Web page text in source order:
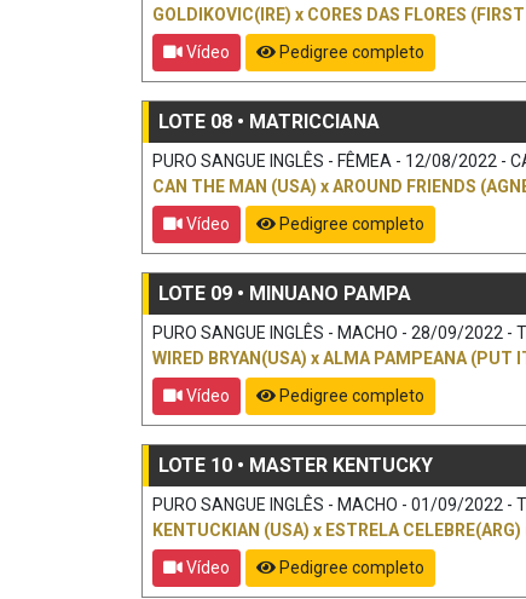
GOLDIKOVIC(IRE) x CORES DAS FLORES
Vídeo
Pedigree completo
LOTE 08 • MATRICCIANA
PURO SANGUE INGLÊS - FÊMEA - 12/08/2022 -
CAN THE MAN (USA) xAROUND FRIENDS
Vídeo
Pedigree completo
LOTE 09 • MINUANO PAMPA
PURO SANGUE INGLÊS - MACHO - 28/09/2022 -
WIRED BRYAN(USA) xALMA PAMPEANA (PUT
Vídeo
Pedigree completo
LOTE 10 • MASTER KENTUCKY
PURO SANGUE INGLÊS - MACHO - 01/09/2022 -
KENTUCKIAN (USA) x ESTRELA
Vídeo
Pedigree completo